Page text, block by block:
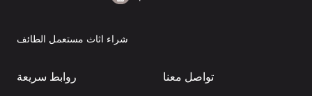
شراء اثاث مستعمل الطائف
روابط سريعة تواصل معنا